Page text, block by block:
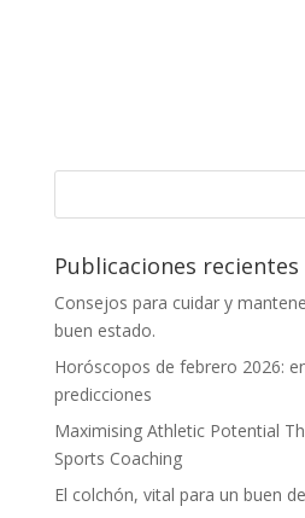
Publicaciones recientes
Consejos para cuidar y
buen estado.
Horóscopos de febrero 2026:
predicciones
Maximising Athletic Potential
Sports Coaching
El colchón, vital para un buen